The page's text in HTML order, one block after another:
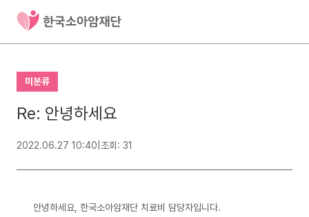
미분류
Re: 안녕하세요
2022.06.27 10:40 조회: 31
안녕하세요, 한국소아암재단 치료비 담당자입니다.